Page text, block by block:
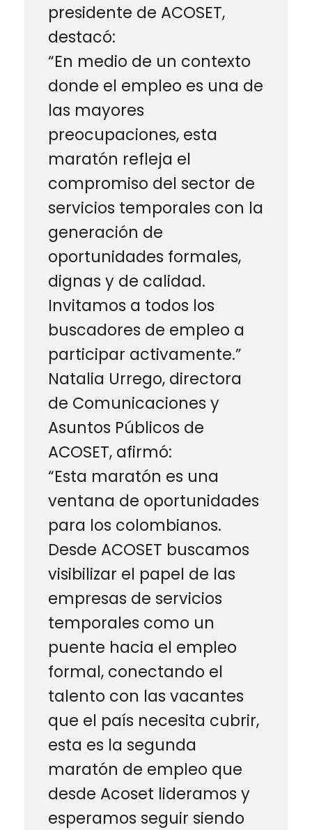
presidente de ACOSET,
destacó:
“En medio de un contexto
donde el empleo es una de
las mayores
preocupaciones, esta
maratón refleja el
compromiso del sector de
servicios temporales con la
generación de
oportunidades formales,
dignas y de calidad.
Invitamos a todos los
buscadores de empleo a
participar activamente.”
Natalia Urrego, directora
de Comunicaciones y
Asuntos Públicos de
ACOSET, afirmó:
“Esta maratón es una
ventana de oportunidades
para los colombianos.
Desde ACOSET buscamos
visibilizar el papel de las
empresas de servicios
temporales como un
puente hacia el empleo
formal, conectando el
talento con las vacantes
que el país necesita cubrir,
esta es la segunda
maratón de empleo que
desde Acoset lideramos y
esperamos seguir siendo